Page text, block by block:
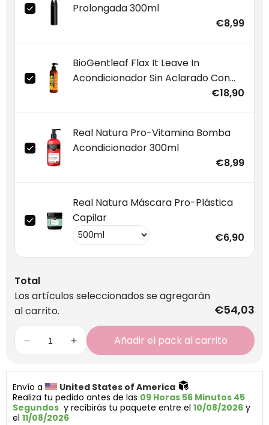
Prolongada 300ml
€8,99
BioGentleaf Flax It Leave In
Acondicionador Sin Aclarado Con
€18,90
Real Natura Pro-Vitamina Bomba
Acondicionador 300ml
€8,99
Real Natura Máscara Pro-Plástica
Capilar
€6,90
Total
Los artículos seleccionados se agregarán
al carrito.
€54,03
Añadir el pack al carrito
Envío a
United States of America
Realiza tu pedido antes de las 09 Horas 56 Minutos 44
Segundos
  y recibirás tu paquete entre el
10/08/2026 y
el 11/08/2026